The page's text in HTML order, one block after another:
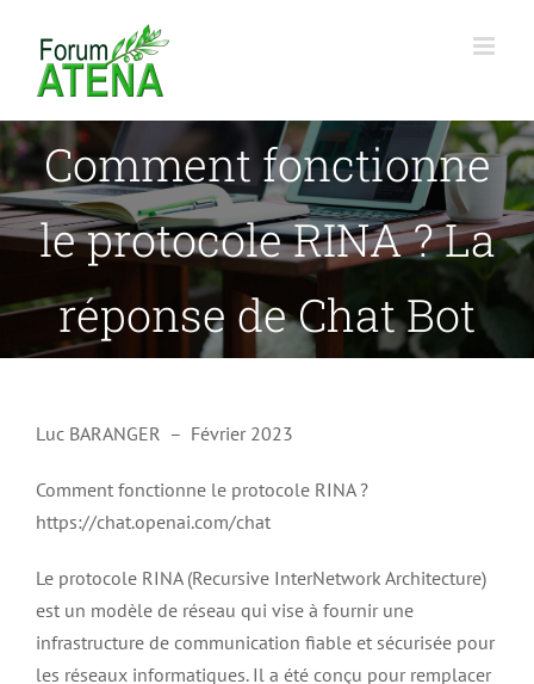
contenu
Comment fonctionne
le protocole RINA ? La
réponse de Chat Bot
Luc BARANGER – Février 2023
Comment fonctionne le protocole RINA ?
https://chat.openai.com/chat
Le protocole RINA (Recursive InterNetwork Architecture)
est un modèle de réseau qui vise à fournir une
infrastructure de communication fiable et sécurisée pour
les réseaux informatiques. Il a été conçu pour remplacer